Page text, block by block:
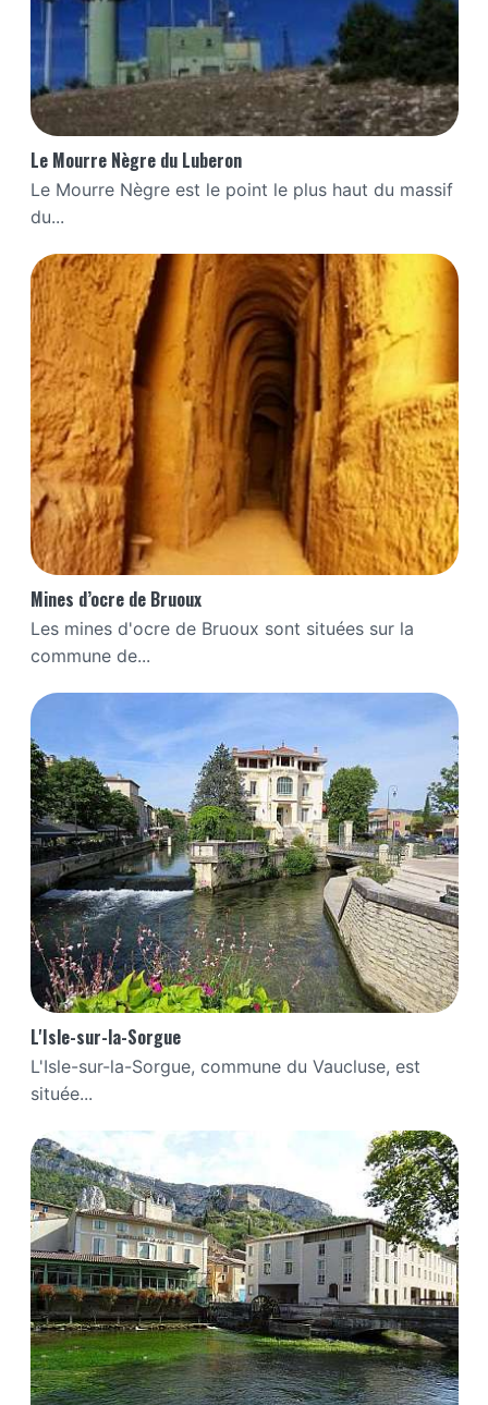
Le Mourre Nègre du Luberon
Le Mourre Nègre est le point le plus haut du massif
du...
Mines d’ocre de Bruoux
Les mines d'ocre de Bruoux sont situées sur la
commune de...
L'Isle-sur-la-Sorgue
L'Isle-sur-la-Sorgue, commune du Vaucluse, est
située...